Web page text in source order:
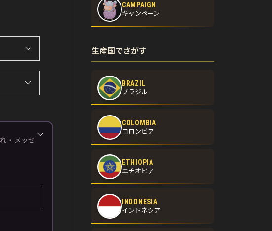
・メッセ
CAMPAIGN
キャンペーン
生産国でさがす
BRAZIL
ブラジル
COLOMBIA
コロンビア
ETHIOPIA
エチオピア
INDONESIA
インドネシア